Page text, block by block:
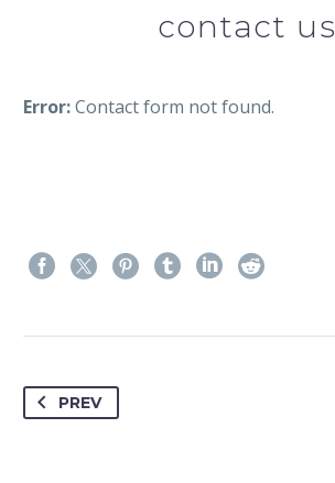
contact us
Error:Contact form not found.
PREV